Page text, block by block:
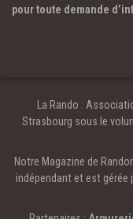
pour toute demande
La Rando :
Strasbourg sous le
Notre Magazine de
indépendant et est gérée